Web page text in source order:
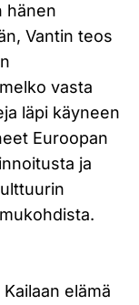
hänen
Vantin teos
vasta
läpi käyneen
Euroopan
ja
elämä